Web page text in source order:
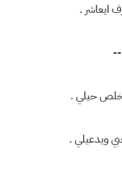
ايعاشر .
حيلي .
ويدعيلي .